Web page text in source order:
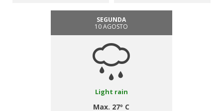
SEGUNDA
10 AGOSTO
Light rain
Max. 27º C